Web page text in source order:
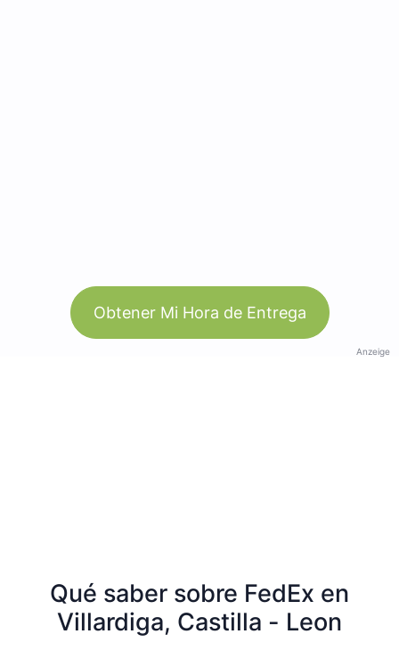
Obtener Mi Hora de Entrega
Anzeige
Qué saber sobre FedEx en
Villardiga, Castilla - Leon